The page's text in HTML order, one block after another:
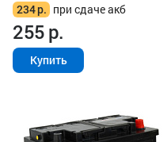
234р. при сдаче акб
255р.
Купить